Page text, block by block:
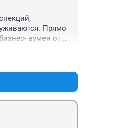
Прямо
вумен от